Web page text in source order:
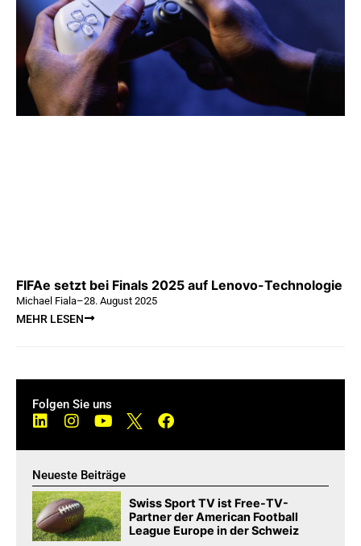
FIFAe setzt bei Finals 2025 auf Lenovo-Technologie
Michael Fiala–28. August 2025
MEHR LESEN
Folgen Sie uns
Neueste Beiträge
Swiss Sport TV ist Free-TV-
Partner der American Football
League Europe in der Schweiz